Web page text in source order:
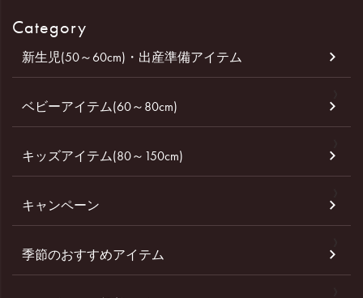
Category
新生児(50～60cm)・出産準備アイテム
ベビーアイテム(60～80cm)
キッズアイテム(80～150cm)
キャンペーン
季節のおすすめアイテム